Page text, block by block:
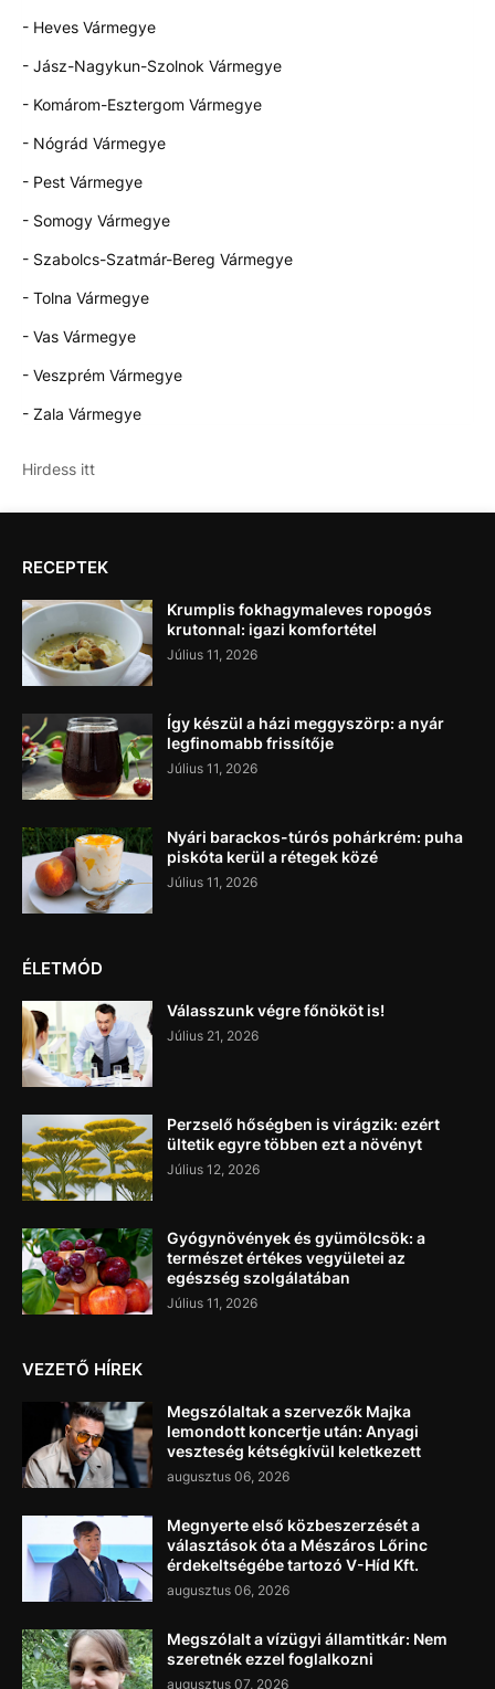
- Heves Vármegye
- Jász-Nagykun-Szolnok Vármegye
- Komárom-Esztergom Vármegye
- Nógrád Vármegye
- Pest Vármegye
- Somogy Vármegye
- Szabolcs-Szatmár-Bereg Vármegye
- Tolna Vármegye
- Vas Vármegye
- Veszprém Vármegye
- Zala Vármegye
Hirdess itt
RECEPTEK
Krumplis fokhagymaleves ropogós
krutonnal: igazi komfortétel
Július 11, 2026
Így készül a házi meggyszörp: a nyár
legfinomabb frissítője
Július 11, 2026
Nyári barackos-túrós pohárkrém: puha
piskóta kerül a rétegek közé
Július 11, 2026
ÉLETMÓD
Válasszunk végre főnököt is!
Július 21, 2026
Perzselő hőségben is virágzik: ezért
ültetik egyre többen ezt a növényt
Július 12, 2026
Gyógynövények és gyümölcsök: a
természet értékes vegyületei az
egészség szolgálatában
Július 11, 2026
VEZETŐ HÍREK
Megszólaltak a szervezők Majka
lemondott koncertje után: Anyagi
veszteség kétségkívül keletkezett
augusztus 06, 2026
Megnyerte első közbeszerzését a
választások óta a Mészáros Lőrinc
érdekeltségébe tartozó V-Híd Kft.
augusztus 06, 2026
Megszólalt a vízügyi államtitkár: Nem
szeretnék ezzel foglalkozni
augusztus 07, 2026